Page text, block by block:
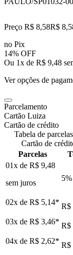
Preço R$ 8,58R$ 8,
no Pix
14% OFF
Ou 1x de R$ 9,48
Ver opções de
Parcelamento
Cartão Luiza
Cartão de crédito
Tabela de
Cartão de
Parcelas
01x de R$ 9,48
sem juros
5
02x de R$ 5,14* R$
03x de R$ 3,46* R$
04x de R$ 2,62* R$